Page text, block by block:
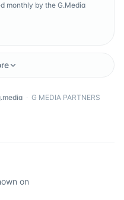
on
monthly by the G.Media
· G MEDIA PARTNERS